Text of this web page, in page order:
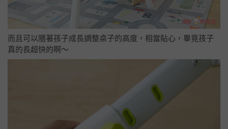
而且可以隨著孩子成長調整桌子的高度，相當貼心，畢竟孩子
真的長超快的啊～